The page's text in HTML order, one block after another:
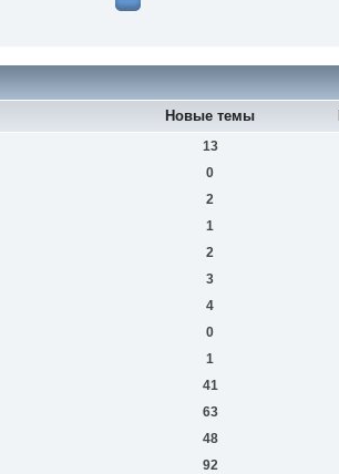
Новые темы
13
0
2
1
2
3
4
0
1
41
63
48
92